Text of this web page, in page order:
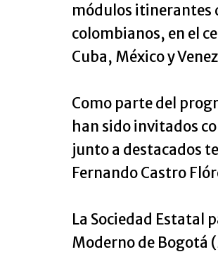
módulos itinerantes
colombianos, en el
Cuba, México y
Como parte del
han sido invitados
junto a destacados
Fernando Castro
La Sociedad Estatal
Moderno de Bogotá